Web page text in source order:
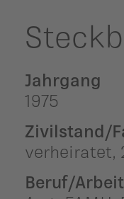
Jahrgang
1975
Zivilstand/
verheiratet,
Beruf/